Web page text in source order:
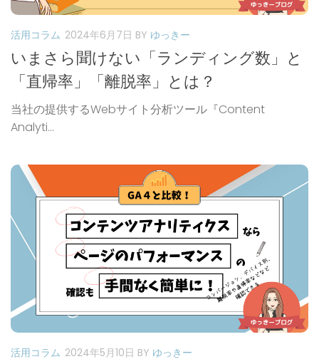
活用コラム 2024年6月7日 BY ゆっきー
いまさら聞けない「ランディング数」と
「直帰率」「離脱率」とは？
当社の提供するWebサイト分析ツール『Content
Analyti...
活用コラム 2024年5月10日 BY ゆっきー